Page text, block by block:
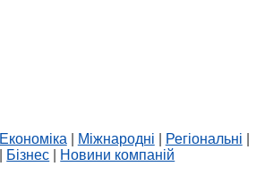
Економіка Міжнародні Регіональні
Бізнес Новини компаній